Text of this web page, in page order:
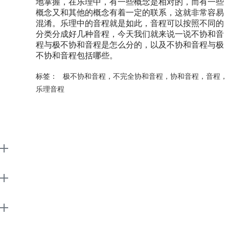
概念又和其他的概念有着一定的联系，这就非常容易
混淆。乐理中的音程就是如此，音程可以按照不同的
分类分成好几种音程，今天我们就来说一说不协和音
程与极不协和音程是怎么分的，以及不协和音程与极
不协和音程包括哪些。
标签： 极不协和音程 ， 不完全协和音程 ， 协和音程 ， 音程 ，
乐理音程